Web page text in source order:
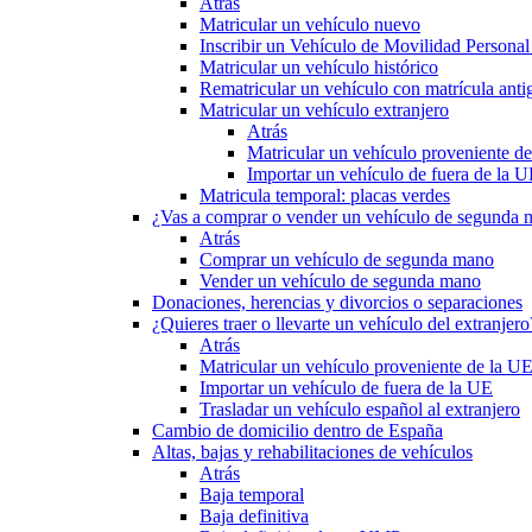
Matricular un vehículo nuevo
Inscribir un Vehículo de Movilidad
Matricular un vehículo histórico
Rematricular un vehículo con matrícula
Matricular un vehículo extranjero
Atrás
Matricular un vehículo proveniente
Importar un vehículo de fuera de la
Matricula temporal: placas verdes
¿Vas a comprar o vender un vehículo de segunda
Atrás
Comprar un vehículo de segunda mano
Vender un vehículo de segunda mano
Donaciones, herencias y divorcios o separaciones
¿Quieres traer o llevarte un vehículo del
Atrás
Matricular un vehículo proveniente de la UE
Importar un vehículo de fuera de la UE
Trasladar un vehículo español al extranjero
Cambio de domicilio dentro de España
Altas, bajas y rehabilitaciones de vehículos
Atrás
Baja temporal
Baja definitiva